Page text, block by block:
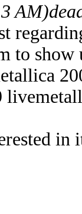
AM)
to show
in